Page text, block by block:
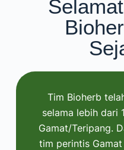
Tim Bioherb
selama lebih dari
Gamat/Teripang.
tim perintis